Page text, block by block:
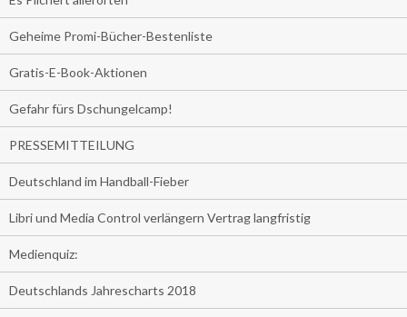
Geheime Promi-Bücher-Bestenliste
Gratis-E-Book-Aktionen
Gefahr fürs Dschungelcamp!
PRESSEMITTEILUNG
Deutschland im Handball-Fieber
Libri und Media Control verlängern Vertrag langfristig
Medienquiz:
Deutschlands Jahrescharts 2018